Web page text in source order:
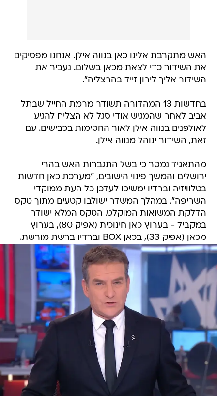
האש מתקרבת אלינו כאן בנווה אילן. אנחנו מפסיקים
את השידור כדי לצאת מכאן בשלום. נעביר את
השידור אליך לירון זייד בהרצליה".
בחדשות 13 המהדורה תשודר מרמת החייל שבתל
אביב לאחר שהמגיש אודי סגל לא הצליח להגיע
לאולפנים בנווה אילן לאור החסימות בכבישים. עם
זאת, השידור ינוהל מנווה אילן.
מהתאגיד נמסר כי בשל התגברות האש בהרי
ירושלים והמשך פינוי הישובים, "מערכת כאן חדשות
בטלוויזיה וברדיו ימשיכו לעדכן כל העת ממוקדי
השריפה". במהלך המשדר ישולבו קטעים מתוך טקס
הדלקת המשואות המוקלט. הטקס המלא ישודר
במקביל - בערוץ כאן חינוכית (אפיק 80), בערוץ
מכאן (אפיק 33), בכאן BOX וברדיו ברשת מורשת.